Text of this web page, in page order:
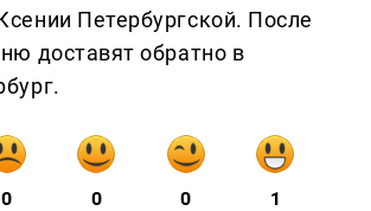
Петербургской. После
доставят обратно в
0 0 0 1